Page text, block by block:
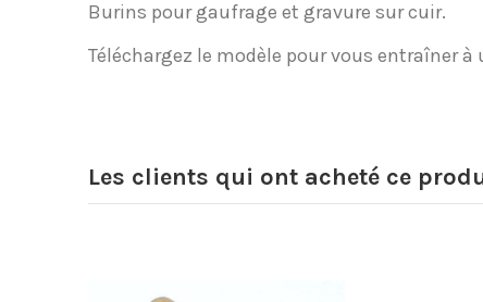
Burins pour gaufrage et gravure sur cuir.
Téléchargez le modèle pour vous entraîner
Les clients qui ont acheté ce